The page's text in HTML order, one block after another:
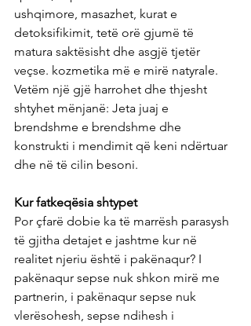
ushqimore, masazhet, kurat e
detoksifikimit, tetë orë gjumë të
matura saktësisht dhe asgjë tjetër
veçse. kozmetika më e mirë natyrale.
Vetëm një gjë harrohet dhe thjesht
shtyhet mënjanë: Jeta juaj e
brendshme e brendshme dhe
konstrukti i mendimit që keni ndërtuar
dhe në të cilin besoni.
Kur fatkeqësia shtypet
Por çfarë dobie ka të marrësh parasysh
të gjitha detajet e jashtme kur në
realitet njeriu është i pakënaqur? I
pakënaqur sepse nuk shkon mirë me
partnerin, i pakënaqur sepse nuk
vlerësohesh, sepse ndihesh i